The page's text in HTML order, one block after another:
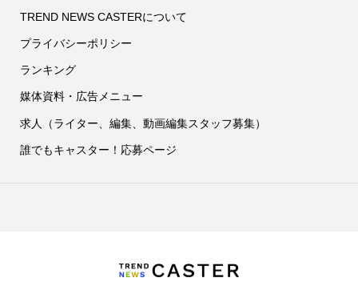
TREND NEWS CASTERについて
プライバシーポリシー
ランキング
媒体資料・広告メニュー
求人（ライター、編集、動画編集スタッフ募集）
誰でもキャスター！応募ページ